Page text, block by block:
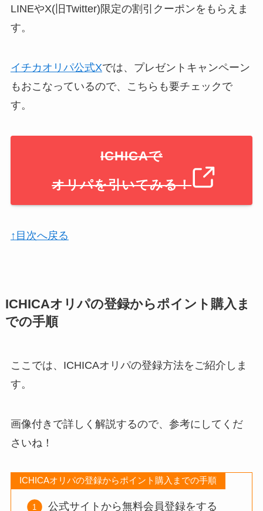
LINEやX(旧Twitter)限定の割引クーポンをもらえま
す。
イチカオリパ公式Xでは、プレゼントキャンペーン
もおこなっているので、こちらも要チェックで
す。
ICHICAで
オリパを引いてみる！
↑目次へ戻る
ICHICAオリパの登録からポイント購入ま
での手順
ここでは、ICHICAオリパの登録方法をご紹介しま
す。
画像付きで詳しく解説するので、参考にしてくだ
さいね！
ICHICAオリパの登録からポイント購入までの手順
公式サイトから無料会員登録をする